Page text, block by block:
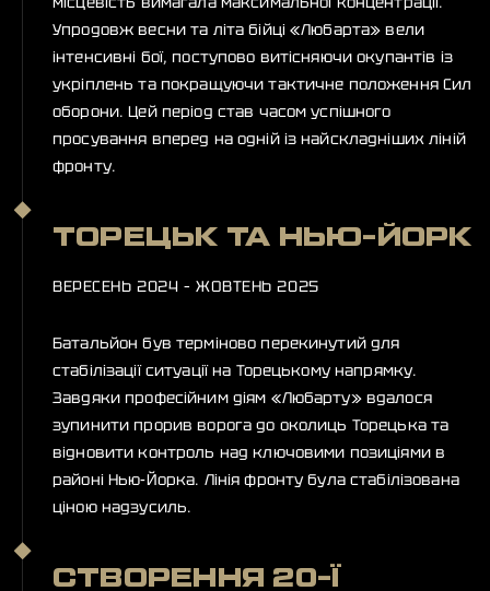
Упродовж весни та літа бійці «Любарта» вели
інтенсивні бої, поступово витісняючи окупантів із
укріплень та покращуючи тактичне положення Сил
оборони. Цей період став часом успішного
просування вперед на одній із найскладніших ліній
фронту.
ТОРЕЦЬК ТА НЬЮ-ЙОРК
ВЕРЕСЕНЬ 2024 – ЖОВТЕНЬ 2025
Батальйон був терміново перекинутий для
стабілізації ситуації на Торецькому напрямку.
Завдяки професійним діям «Любарту» вдалося
зупинити прорив ворога до околиць Торецька та
відновити контроль над ключовими позиціями в
районі Нью-Йорка. Лінія фронту була стабілізована
ціною надзусиль.
СТВОРЕННЯ 20-Ї